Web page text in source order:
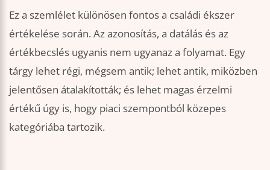
Ez a szemlélet különösen fontos a családi ékszer
értékelése során. Az azonosítás, a datálás és az
értékbecslés ugyanis nem ugyanaz a folyamat. Egy
tárgy lehet régi, mégsem antik; lehet antik, miközben
jelentősen átalakították; és lehet magas érzelmi
értékű úgy is, hogy piaci szempontból közepes
kategóriába tartozik.